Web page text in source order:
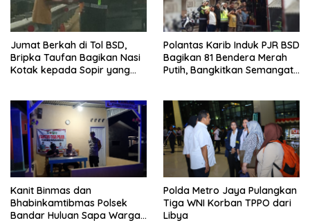
Jumat Berkah di Tol BSD,
Bripka Taufan Bagikan Nasi
Kotak kepada Sopir yang
Polantas Karib Induk PJR BSD
Bagikan 81 Bendera Merah
Putih, Bangkitkan Semangat
Kanit Binmas dan
Bhabinkamtibmas Polsek
Bandar Huluan Sapa Warga
Polda Metro Jaya Pulangkan
Tiga WNI Korban TPPO dari
Libya